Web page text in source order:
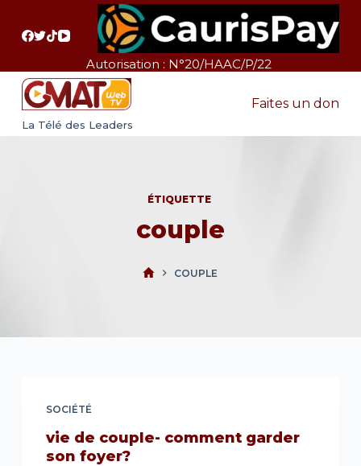
a
Autorisation : N°20/HAAC/P/22
La Télé des Leaders
Faites un don
ÉTIQUETTE
couple
COUPLE
SOCIÉTÉ
vie de couple- comment garder
son foyer?